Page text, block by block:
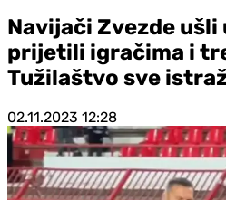
Navijači Zvezde
prijetili igračima i
Tužilaštvo sve
02.11.2023 12:28